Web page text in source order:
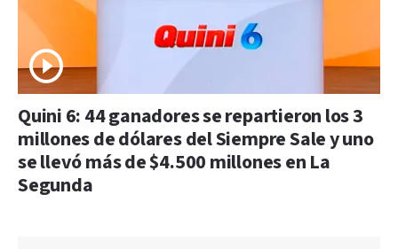
Quini 6: 44 ganadores se repartieron los 3
millones de dólares del Siempre Sale y uno
se llevó más de $4.500 millones en La
Segunda